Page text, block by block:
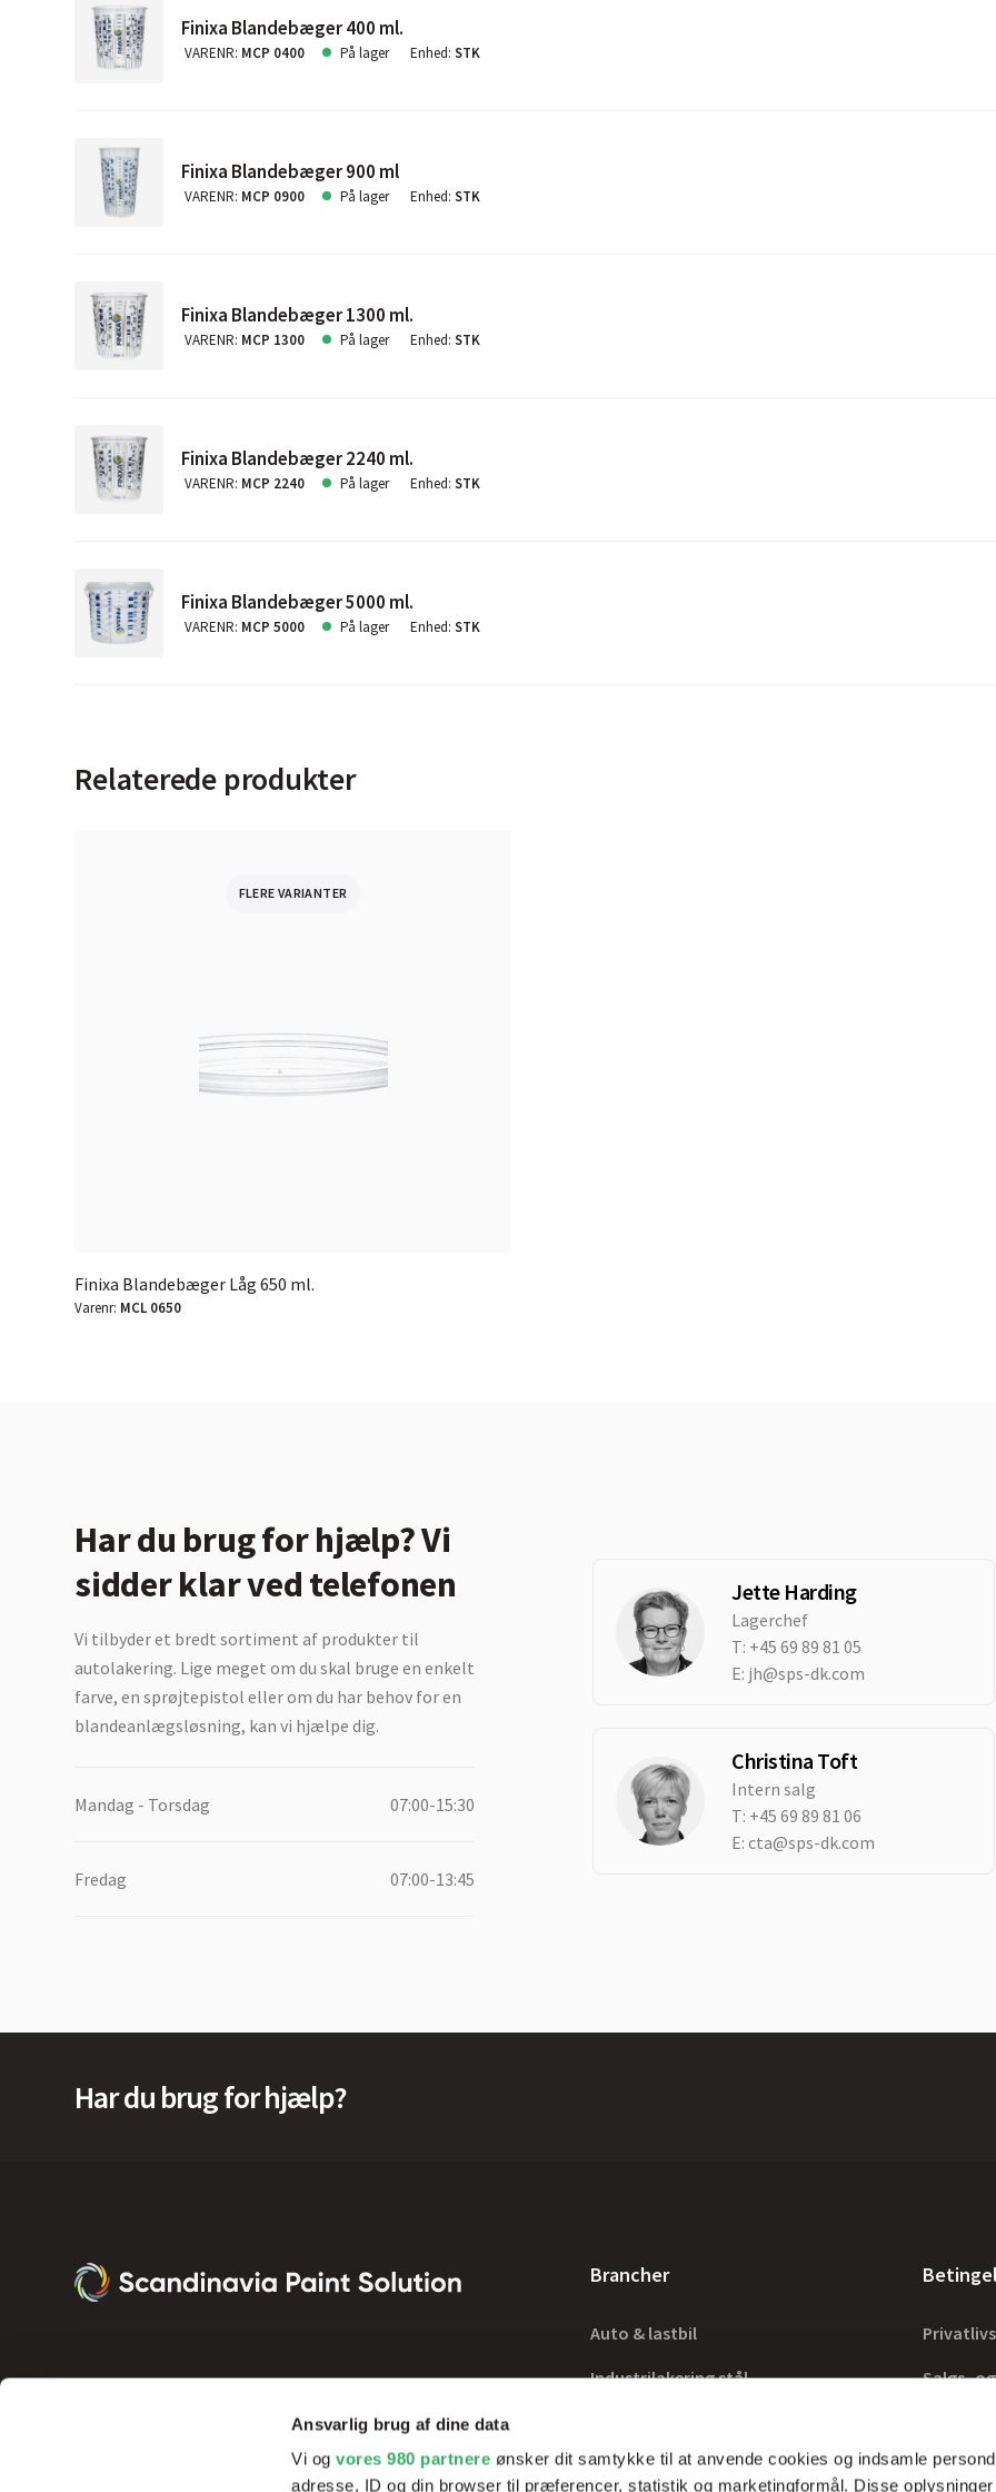
Ansvarlig brug af dine data
Vi ogvores 980 partnere ønsker dit samtykke til at anvende cookies og indsamle
adresse, ID og din browser til præferencer, statistik og marketingformål. Disse
Dispenser i rustfrit stål fås separat
Finixa Blandebæger 400 ml.
VARENR: MCP 0400 På lager Enhed:STK
Finixa Blandebæger 900 ml
VARENR: MCP 0900 På lager Enhed:STK
Finixa Blandebæger 1300 ml.
VARENR: MCP 1300 På lager Enhed:STK
Finixa Blandebæger 2240 ml.
VARENR: MCP 2240 På lager Enhed:STK
Finixa Blandebæger 5000 ml.
VARENR: MCP 5000 På lager Enhed:STK
Relaterede produkter
FLERE VARIANTER
Finixa Blandebæger Låg 650 ml.
Varenr: MCL 0650
Har du brug for hjælp? Vi
sidder klar ved telefonen
Vi tilbyder et bredt sortiment af produkter til
autolakering. Lige meget om du skal bruge en enkelt
farve, en sprøjtepistol eller om du har behov for en
blandeanlægsløsning, kan vi hjælpe dig.
Mandag - Torsdag 07:00-15:30
Fredag 07:00-13:45
Jette Harding
Lagerchef
T: +45 69 89 81 05
E: jh@sps-dk.com
Christina Toft
Intern salg
T: +45 69 89 81 06
E:cta@sps-dk.com
Har du brug for hjælp?
Brancher
Auto & lastbil
Industrilakering stål
Tilbehør
Salgs-